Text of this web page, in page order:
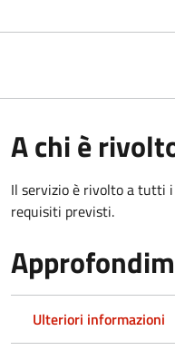
A chi è
Il servizio è rivolto a tutti
requisiti previsti.
Ulteriori informazioni